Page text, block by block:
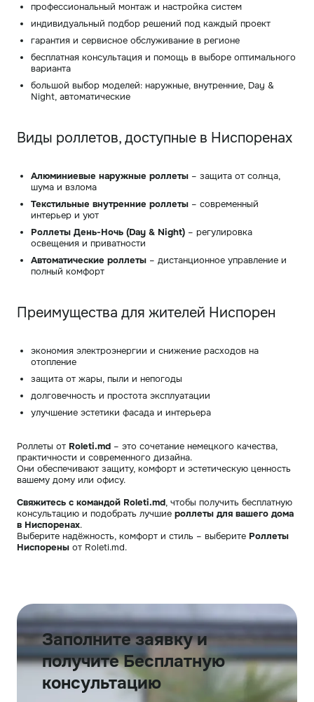
профессиональный монтаж и настройка систем
индивидуальный подбор решений под каждый проект
гарантия и сервисное обслуживание в регионе
бесплатная консультация и помощь в выборе оптимального
варианта
большой выбор моделей: наружные, внутренние, Day &
Night, автоматические
Виды роллетов, доступные в Ниспоренах
Алюминиевые наружные роллеты – защита от солнца,
шума и взлома
Текстильные внутренние роллеты – современный
интерьер и уют
Роллеты День-Ночь (Day & Night) – регулировка
освещения и приватности
Автоматические роллеты – дистанционное управление и
полный комфорт
Преимущества для жителей Ниспорен
экономия электроэнергии и снижение расходов на
отопление
защита от жары, пыли и непогоды
долговечность и простота эксплуатации
улучшение эстетики фасада и интерьера
Роллеты от Roleti.md – это сочетание немецкого качества,
практичности и современного дизайна.
Они обеспечивают защиту, комфорт и эстетическую ценность
вашему дому или офису.
Свяжитесь с командой Roleti.md, чтобы получить бесплатную
консультацию и подобрать лучшие роллеты для вашего дома
в Ниспоренах.
Выберите надёжность, комфорт и стиль – выберите Роллеты
Ниспорены от Roleti.md.
Заполните заявку и
получите Бесплатную
консультацию